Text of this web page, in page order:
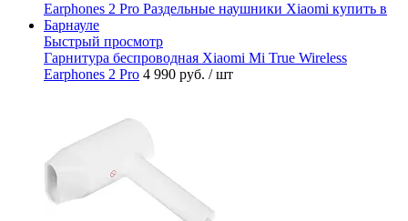
Быстрый просмотр
Гарнитура беспроводная Xiaomi Mi True Wireless
Earphones 2 Pro 4 990 руб. / шт